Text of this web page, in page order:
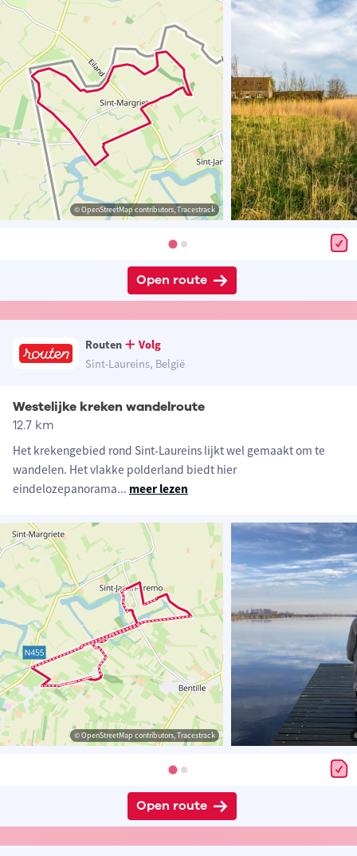
© OpenStreetMap contributors, Tracestrack
Open route
Routen
Volg
Sint-Laureins, België
Westelijke kreken wandelroute
12.7 km
Het krekengebied rond Sint-Laureins lijkt wel gemaakt om te
wandelen. Het vlakke polderland biedt hier
eindelozepanorama... meer lezen
© OpenStreetMap contributors, Tracestrack
Open route